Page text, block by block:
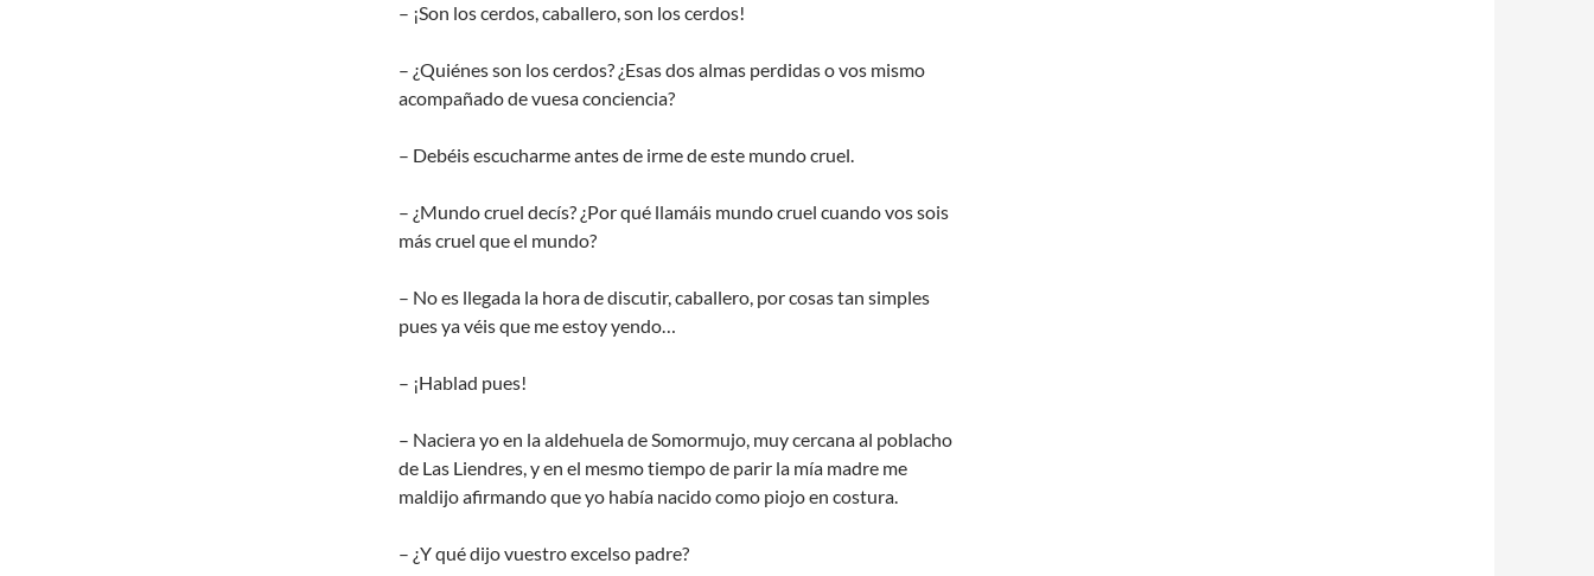
– ¡Son los cerdos, caballero, son los cerdos!
– ¿Quiénes son los cerdos? ¿Esas dos almas perdidas o vos mismo
acompañado de vuesa conciencia?
– Debéis escucharme antes de irme de este mundo cruel.
– ¿Mundo cruel decís? ¿Por qué llamáis mundo cruel cuando vos sois
más cruel que el mundo?
– No es llegada la hora de discutir, caballero, por cosas tan simples
pues ya véis que me estoy yendo…
– ¡Hablad pues!
– Naciera yo en la aldehuela de Somormujo, muy cercana al poblacho
de Las Liendres, y en el mesmo tiempo de parir la mía madre me
maldijo afirmando que yo había nacido como piojo en costura.
– ¿Y qué dijo vuestro excelso padre?